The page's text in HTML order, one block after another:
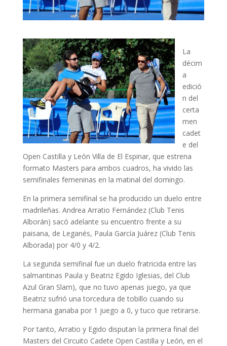
La
décim
a
edició
n del
certa
men
cadet
e del
Open Castilla y León Villa de El Espinar, que estrena
formato Masters para ambos cuadros, ha vivido las
semifinales femeninas en la matinal del domingo.
En la primera semifinal se ha producido un duelo entre
madrileñas. Andrea Arratio Fernández (Club Tenis
Alborán) sacó adelante su encuentro frente a su
paisana, de Leganés, Paula García Juárez (Club Tenis
Alborada) por 4/0 y 4/2.
La segunda semifinal fue un duelo fratricida entre las
salmantinas Paula y Beatriz Egido Iglesias, del Club
Azul Gran Slam), que no tuvo apenas juego, ya que
Beatriz sufrió una torcedura de tobillo cuando su
hermana ganaba por 1 juego a 0, y tuco que retirarse.
Por tanto, Arratio y Egido disputan la primera final del
Masters del Circuito Cadete Open Castilla y León, en el